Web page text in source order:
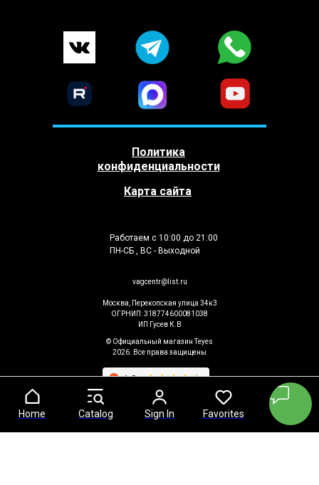
Home Catalog Sign In Favorites
Home Catalog Sign In Favorites
Москва, Перекопская улица 34к3
ОГРНИП: 318774600081038
ИП Гусев К.В
vagcentr@list.ru
© Официальный магазин Teyes
2026. Все права защищены
Работаем с 10:00 до 21:00
ПН-СБ , ВС - Выходной
Политика
конфиденциальности
Карта сайта